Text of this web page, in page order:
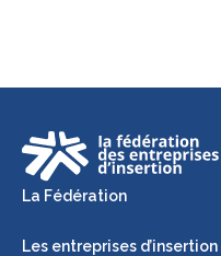
La Fédération
Les entreprises d’insertion